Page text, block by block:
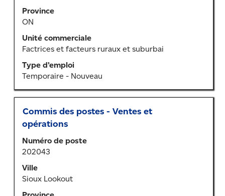
Province
ON
Unité commerciale
Factrices et facteurs ruraux et suburbai
Type d’emploi
Temporaire - Nouveau
afficher
tout
le
contenu
renseignements
sur
l’emploi.
Titre
Commis des postes - Ventes et
opérations
Numéro de poste
202043
Ville
Sioux Lookout
Sélectionner
au
moyen
de
la
barre
d’espacement